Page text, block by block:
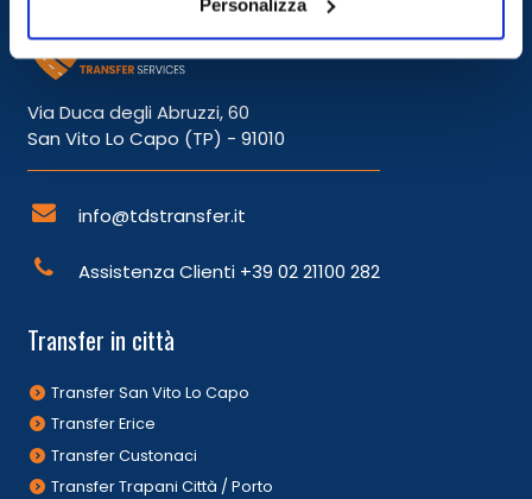
Personalizza
Via Duca degli Abruzzi, 60
San Vito Lo Capo (TP) - 91010
info@tdstransfer.it
Assistenza Clienti +39 02 21100 282
Transfer in città
Transfer San Vito Lo Capo
Transfer Erice
Transfer Custonaci
Transfer Trapani Città / Porto